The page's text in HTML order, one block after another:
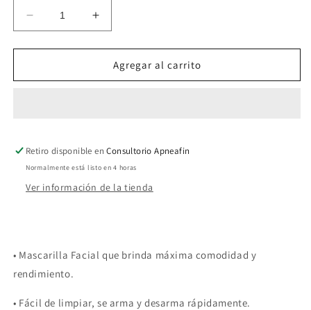
Reducir
cantidad
para
Fit
Aumentar
cantidad
para
Fit
Agregar al carrito
Retiro disponible enConsultorio Apneafin
Normalmente está listo en 4 horas
Ver información de la tienda
• Mascarilla Facial que brinda máxima comodidad y
rendimiento.
• Fácil de limpiar, se arma y desarma rápidamente.